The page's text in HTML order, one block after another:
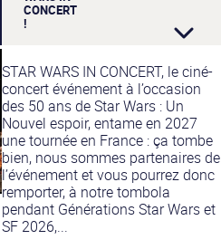
CONCERT
!
STAR WARS IN CONCERT, le ciné-
concert événement à l’occasion
des 50 ans de Star Wars : Un
Nouvel espoir, entame en 2027
une tournée en France : ça tombe
bien, nous sommes partenaires de
l’événement et vous pourrez donc
remporter, à notre tombola
pendant Générations Star Wars et
SF 2026,...